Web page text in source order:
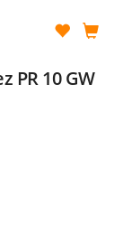
PR 10 GW